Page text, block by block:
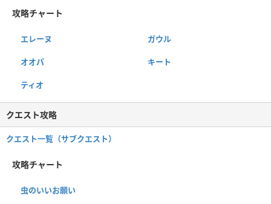
攻略チャート
エレーヌ ガウル
オオパ キート
ティオ
クエスト攻略
クエスト一覧（サブクエスト）
攻略チャート
虫のいいお願い